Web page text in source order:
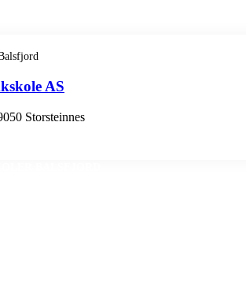
AS
Storsteinnes